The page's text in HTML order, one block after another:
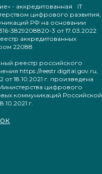
- аккредитованная IT
цифрового развития,
РФ на основании
3829208820-3 от 17.03.2022
аккредитованных
22088
реестр российского
https://reestr.digital.gov.ru,
от 18.10.2021 г. произведена
цифрового
коммуникаций Российской
г.